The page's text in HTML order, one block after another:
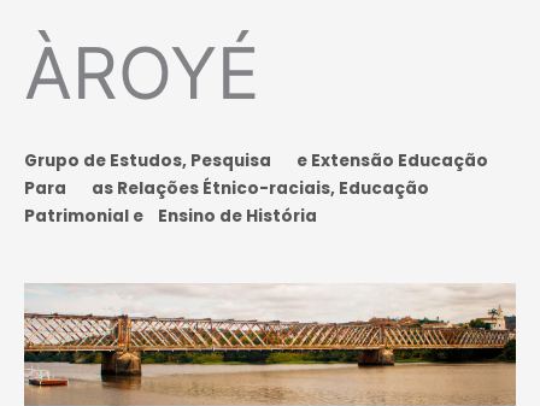
ÀROYÉ
Grupo de Estudos, Pesquisa e Extensão Educação
Para as Relações Étnico-raciais, Educação
Patrimonial e Ensino de História